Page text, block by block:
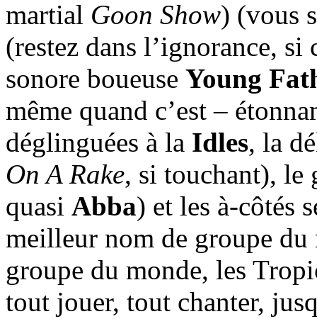
martial Goon Show) (vous
(restez dans l’ignorance, si
sonore boueuse Young
même quand c’est –
déglinguées à la Idles, la
On A Rake, si touchant), le
quasi Abba) et les à-côtés
meilleur nom de groupe
groupe du monde, les
tout jouer, tout chanter,